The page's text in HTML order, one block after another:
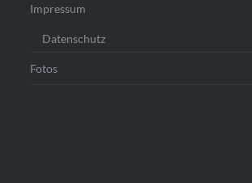
Impressum
Datenschutz
Fotos